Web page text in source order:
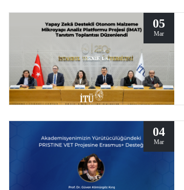
05
Mar
04
Mar